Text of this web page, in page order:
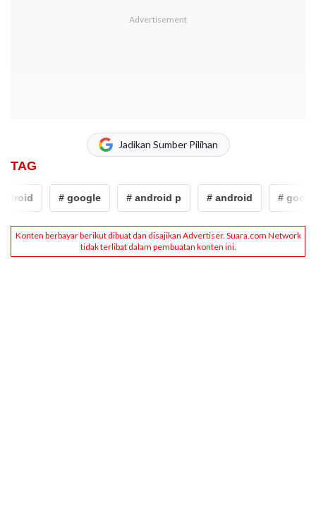
Jadikan Sumber Pilihan
TAG
# google # android p # android # google